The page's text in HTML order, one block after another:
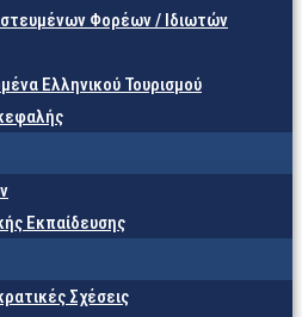
Φορέων / Ιδιωτών
Ελληνικού Τουρισμού
Εκπαίδευσης
Σχέσεις